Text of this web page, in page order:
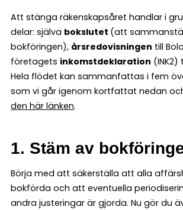
Att stänga räkenskapsåret handlar i
delar: själva bokslutet (att
bokföringen), årsredovisningen till
företagets inkomstdeklaration (INK2)
Hela flödet kan sammanfattas i fem
som vi går igenom kortfattat nedan
den här länken.
1. Stäm av
Börja med att säkerställa att alla
bokförda och att eventuella
andra justeringar är gjorda. Nu gör du